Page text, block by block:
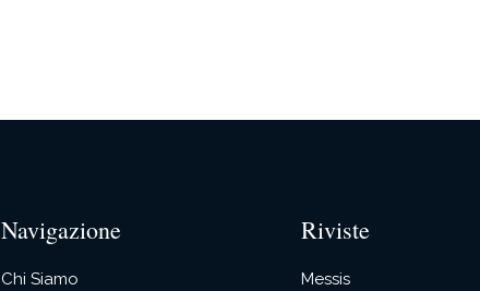
Navigazione
Chi Siamo
Riviste
Messis